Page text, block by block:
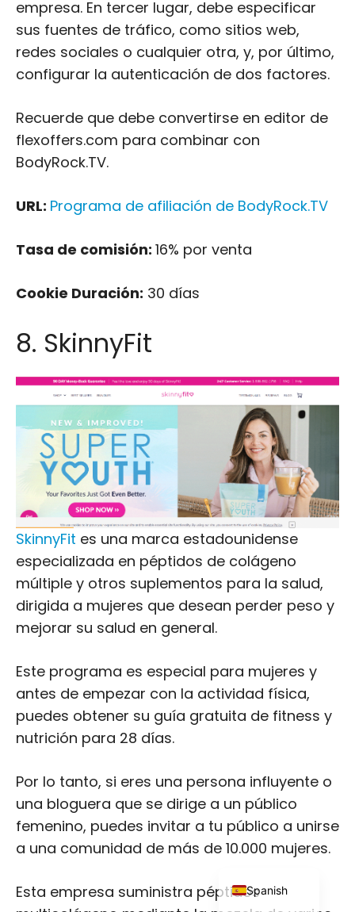
Recuerde que debe convertirse en editor de
flexoffers.com para combinar con
BodyRock.TV.
URL: Programa de afiliación de BodyRock.TV
Tasa de comisión:
Cookie Duración: 30 días
8. SkinnyFit
SkinnyFit
es una marca estadounidense
especializada en péptidos de colágeno
múltiple y otros suplementos para la salud,
dirigida a mujeres que desean perder peso y
mejorar su salud en general.
Este programa es especial para mujeres y
antes de empezar con la actividad física,
puedes obtener su guía gratuita de fitness y
nutrición para 28 días.
Por lo tanto, si eres una persona influyente o
una bloguera que se dirige a un público
femenino, puedes invitar a tu público a unirse
a una comunidad de más de 10.000 mujeres.
Esta empresa suministra péptidos
multicolágeno mediante la mezcla de varios
tipos de colágeno (I, II, III) especialmente
utilizados para la buena salud de la piel, la
función articular y la salud intestinal.
Spanish
German
Italian
Japanese